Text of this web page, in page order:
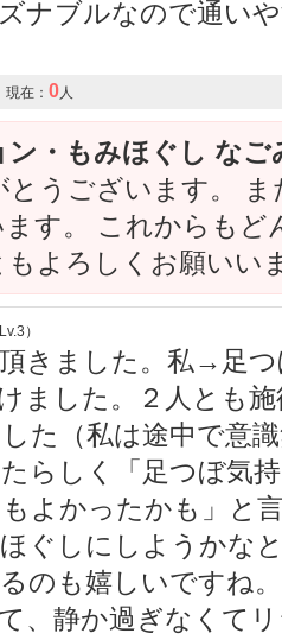
ナブルなので通い
現在： 0人
ン・もみほぐし なご
とうございます。
ます。 これからも
もよろしくお願いい
）
きました。私→足
ました。２人とも
た（私は途中で意
らしく「足つぼ気
よかったかも」と
ぐしにしようかな
のも嬉しいですね
、静か過ぎなくて